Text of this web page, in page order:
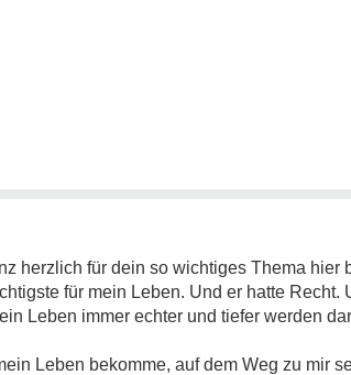
herzlich für dein so wichtiges Thema hier
für mein Leben. Und er hatte
Leben immer echter und tiefer werden
Leben bekomme, auf dem Weg zu mir